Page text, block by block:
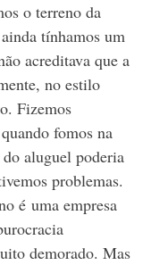
o terreno da
tínhamos um
acreditava que a
no estilo
Fizemos
fomos na
aluguel poderia
problemas.
é uma empresa
demorado. Mas